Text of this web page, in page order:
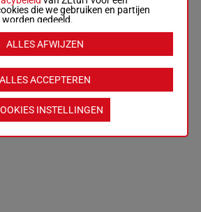
die we gebruiken en partijen
gedeeld.
ALLES ACCEPTEREN
ALLES AFWIJZEN
INSTELLINGEN